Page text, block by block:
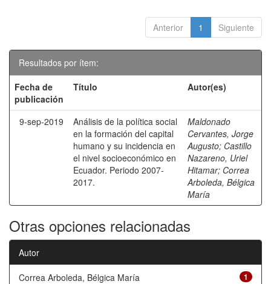
Anterior 1 Siguiente
Resultados por ítem:
Fecha de
publicación
Título Autor(es)
9-sep-2019
Análisis de la política social
en la formación del capital
humano y su incidencia en
el nivel socioeconómico en
Ecuador. Periodo 2007-
2017.
Maldonado
Cervantes, Jorge
Augusto; Castillo
Nazareno, Uriel
Hitamar; Correa
Arboleda, Bélgica
María
Otras opciones relacionadas
Autor
1
Correa Arboleda, Bélgica María